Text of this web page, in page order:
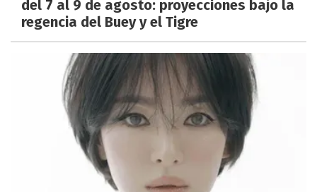
del 7 al 9 de agosto: proyecciones bajo la
regencia del Buey y el Tigre